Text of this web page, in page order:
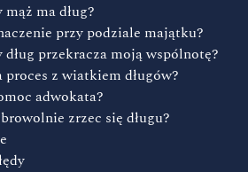
ma dług?
przy podziale majątku?
przekracza moją wspólnotę?
proces z wiatkiem długów?
adwokata?
zrzec się długu?